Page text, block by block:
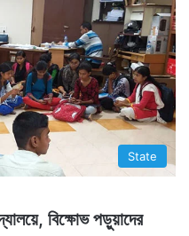
State
বিক্ষোভ পড়ুয়াদের